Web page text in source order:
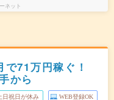
ネット
71万円稼ぐ！
から
日祝日が休み WEB登録OK